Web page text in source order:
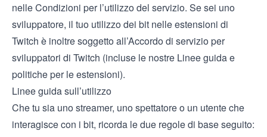
nelle Condizioni per l’utilizzo del servizio. Se sei uno
sviluppatore, il tuo utilizzo dei bit nelle estensioni di
Twitch è inoltre soggetto all’Accordo di servizio per
sviluppatori di Twitch (incluse le nostre Linee guida e
politiche per le estensioni).
Linee guida sull’utilizzo
Che tu sia uno streamer, uno spettatore o un utente che
interagisce con i bit, ricorda le due regole di base seguito: